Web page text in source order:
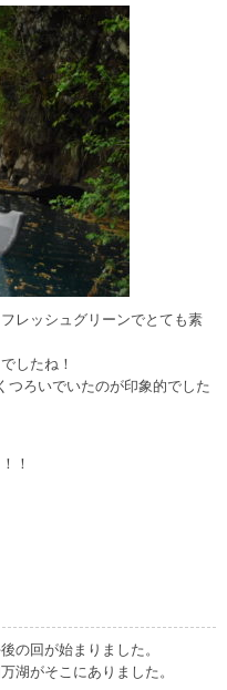
レッシュグリーンでとても素
したね！
つろいでいたのが印象的でした
！
の回が始まりました。
湖がそこにありました。